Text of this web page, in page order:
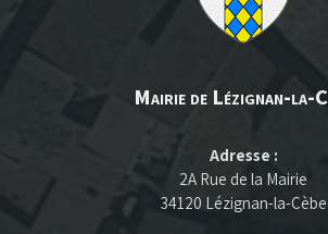
Mairie de Lézignan-la-
Adresse :
2A Rue de la Mairie
34120 Lézignan-la-Cèbe